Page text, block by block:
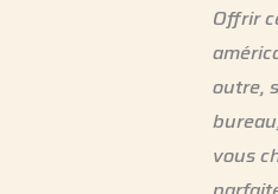
Offrir
outre,
vous